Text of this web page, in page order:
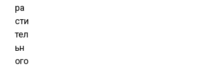
ра
сти
тел
ьн
ого